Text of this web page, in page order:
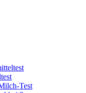
Test